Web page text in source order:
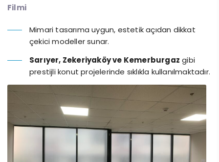
Filmi
Mimari tasarıma uygun, estetik açıdan dikkat
çekici modeller sunar.
Sarıyer, Zekeriyaköy ve Kemerburgaz gibi
prestijli konut projelerinde sıklıkla kullanılmaktadır.